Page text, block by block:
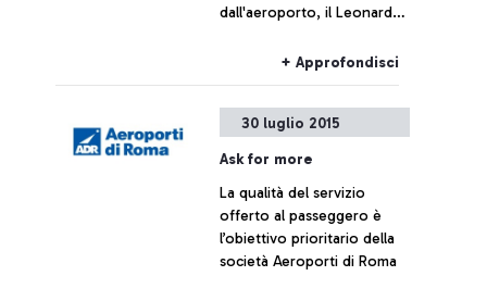
dall'aeroporto, il Leonardo
normalità+ Approfondisci
30 luglio 2015
Ask for more
La qualità del servizio
offerto al passeggero è
l’obiettivo prioritario della
società Aeroporti di Roma